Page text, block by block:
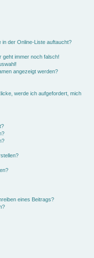
der Online-Liste auftaucht?
geht immer noch falsch!
angezeigt werden?
werde ich aufgefordert, mich
eines Beitrags?